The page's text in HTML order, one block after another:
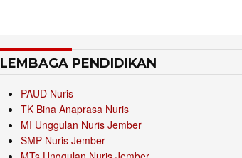
LEMBAGA PENDIDIKAN
PAUD Nuris
TK Bina Anaprasa Nuris
MI Unggulan Nuris Jember
SMP Nuris Jember